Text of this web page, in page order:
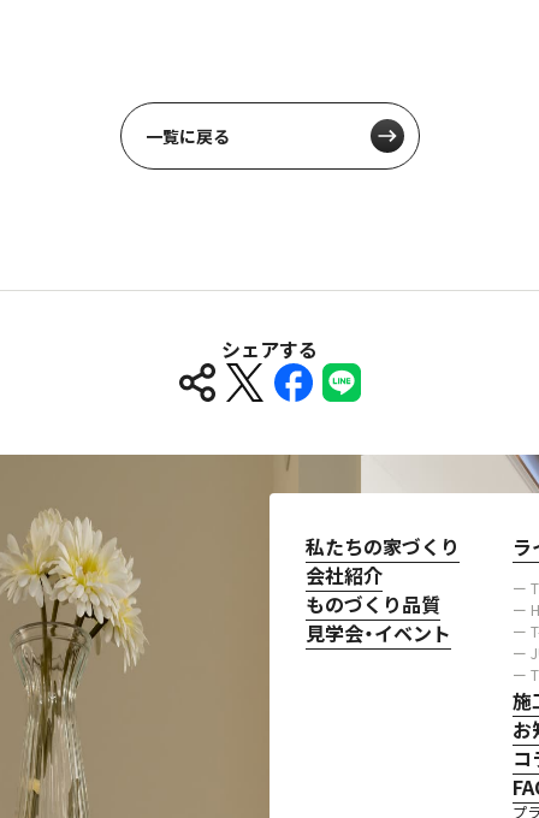
一覧に戻る
シェアする
私たちの家づくり
会社紹介
ものづくり品質
見学会・イベント
ラ
ー
ー
ー
ー
ー
施
お
コ
プ